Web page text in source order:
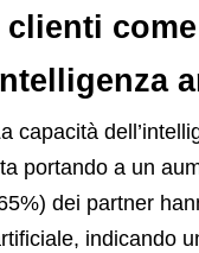
clienti
capacità
portando a un
dei partner
indicando